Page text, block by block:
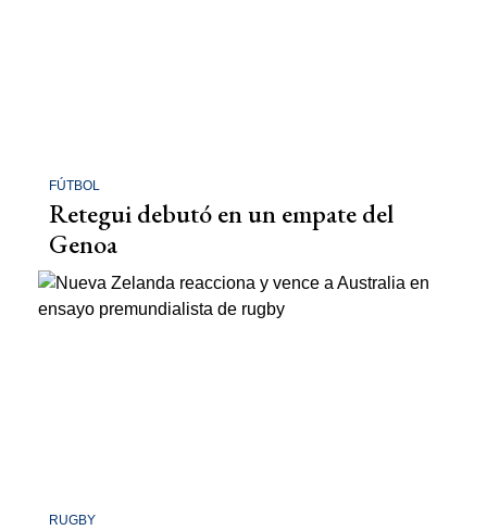
FÚTBOL
Retegui debutó en un empate del
Genoa
RUGBY